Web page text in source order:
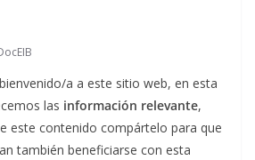
a a este sitio web, en esta
las información relevante,
este contenido compártelo para que
también beneficiarse con esta